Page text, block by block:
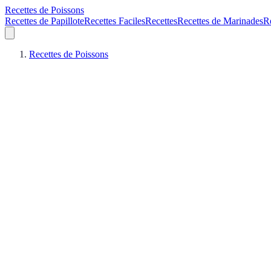
Recettes de Poissons
Recettes de PapilloteRecettes FacilesRecettesRecettes de Marinades
Recettes de Poissons